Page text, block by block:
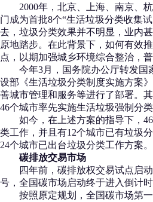
2000年，北京、上海、南京、杭
门成为首批8个“生活垃圾分类收集
去，垃圾分类效果并不明显，业内
原地踏步。在此背景下，如何有效
点，以期加强城乡环境综合整治，
今年3月，国务院办公厅转发国
设部《生活垃圾分类制度实施方案
善城市管理和服务等进行了部署。
46个城市率先实施生活垃圾强制分类
如今，在上述方案的指导下，46
类工作，并且有12个城市已有垃圾
24个城市已出台垃圾分类工作方案。
碳排放交易市场
四年前，碳排放权交易试点启动
号，全国碳市场启动终于进入倒计时
按照原定规划，全国碳市场第一